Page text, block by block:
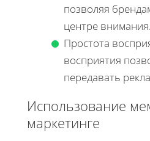
позволяя
центре внимания.
Простота
восприятия
передавать
Использование
маркетинге